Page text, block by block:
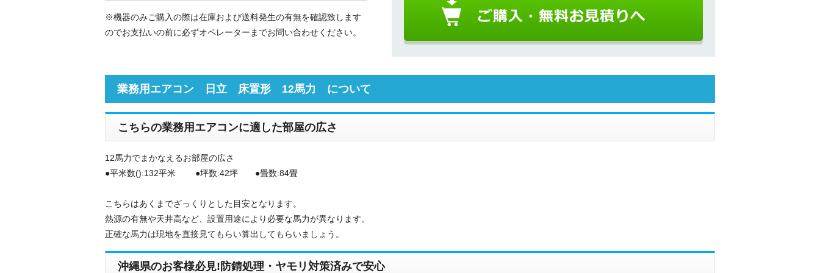
※機器のみご購入の際は在庫および送料発生の有無を確認致します
のでお支払いの前に必ずオペレーターまでお問い合わせください。
業務用エアコン 日立 床置形 12馬力 について
こちらの業務用エアコンに適した部屋の広さ
12馬力でまかなえるお部屋の広さ
●平米数():132平米 ●坪数:42坪 ●畳数:84畳
こちらはあくまでざっくりとした目安となります。
熱源の有無や天井高など、設置用途により必要な馬力が異なります。
正確な馬力は現地を直接見てもらい算出してもらいましょう。
沖縄県のお客様必見!防錆処理・ヤモリ対策済みで安心